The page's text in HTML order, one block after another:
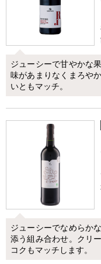
ジューシーで甘やかな
味があまりなくまろや
いともマッチ。
ジューシーでなめらか
添う組み合わせ。クリ
コクもマッチします。